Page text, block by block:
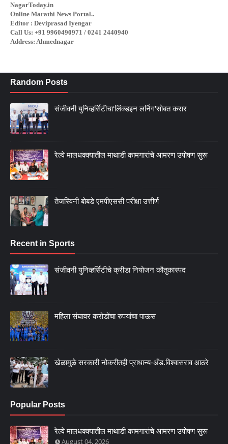
NagarToday.in
Online Marathi News Portal..
Editor : Deviprasad Iyengar
Call Us: +91 9960490971 / 0241 2440940
Address: Ahmednagar
Random Posts
संजीवनी युनिव्हर्सिटीचा‘लिंक्डइन लर्निंग’सोबत करार
रेल्वे मालधक्क्यातील माथाडी कामगारांचे आमरण उपोषण सुरू
तेजस्विनी बोबडे एमपीएससी परीक्षा उत्तीर्ण
Recent in Sports
संजीवनी युनिव्हर्सिटीचे क्रीडा नियोजन कौतुकास्पद
महिला संघावर करोडोंचा रुपयांचा पाऊस
खेळामुळे सरकारी नोकरीतही प्राधान्य-अँड.विश्वासराव आठरे
Popular Posts
रेल्वे मालधक्क्यातील माथाडी कामगारांचे आमरण उपोषण सुरू
August 04, 2026